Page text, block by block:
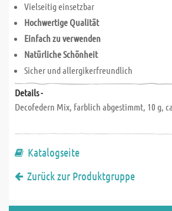
Vielseitig einsetzbar
Hochwertige Qualität
Einfach zu verwenden
Natürliche Schönheit
Sicher und allergikerfreundlich
Details -
Decofedern Mix, farblich abgestimmt, 10 g,
Katalogseite
Zurück zur Produktgruppe